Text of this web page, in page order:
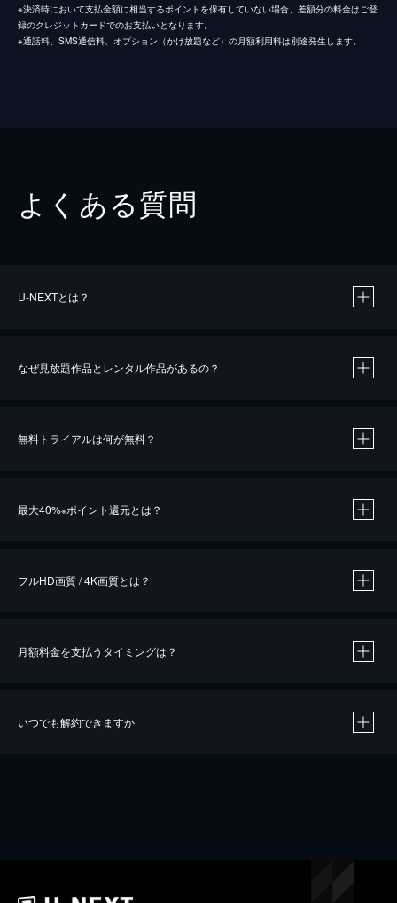
※決済時において支払金額に相当するポイントを保有していない場合、差額分の料金はご登
録のクレジットカードでのお支払いとなります。
※通話料、SMS通信料、オプション（かけ放題など）の月額利用料は別途発生します。
よくある質問
U-NEXTとは？
なぜ見放題作品とレンタル作品があるの？
無料トライアルは何が無料？
最大40%※ポイント還元とは？
※40％ポイント還元の対象は、クレジットカード決済による作品の購入 / レンタルです。
iOSアプリのUコイン決済による作品の購入 / レンタルは、20％のポイント還元です。
フルHD画質 / 4K画質とは？
月額料金を支払うタイミングは？
いつでも解約できますか